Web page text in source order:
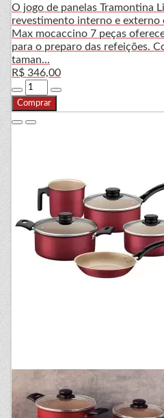
O jogo de panelas Tramontina
revestimento interno e externo
Max mocaccino 7 peças
para o preparo das refeições.
taman...
R$ 346,00
Comprar